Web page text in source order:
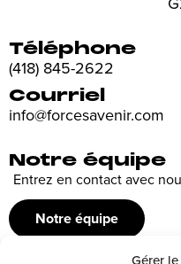
Gérer
Téléphone
(418) 845-2622
Courriel
info@forcesavenir.com
Notre équipe
Entrez en contact avec
Notre équipe